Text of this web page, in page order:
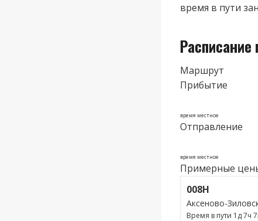
время в пути
Маршрут
Прибытие
время местное
Отправление
время местное
Примерные
008Н
Аксеново-
Время в пути 1д 7ч